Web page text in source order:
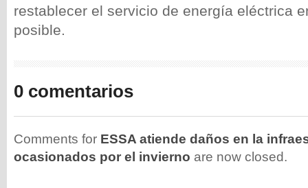
restablecer el servicio de energía eléctrica
posible.
0 comentarios
Comments for ESSA atiende daños en la
ocasionados por el invierno are now closed.